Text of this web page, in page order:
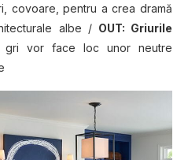
covoare, pentru a crea dramă
albe / OUT: Griurile
vor face loc unor neutre